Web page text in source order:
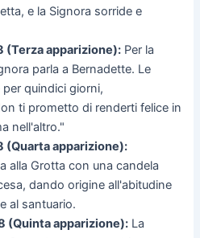
e la Signora sorride e
(Terza apparizione): Per la
parla a Bernadette. Le
quindici giorni,
ti prometto di renderti felice in
nell'altro."
(Quarta apparizione):
alla Grotta con una candela
dando origine all'abitudine
al santuario.
(Quinta apparizione): La